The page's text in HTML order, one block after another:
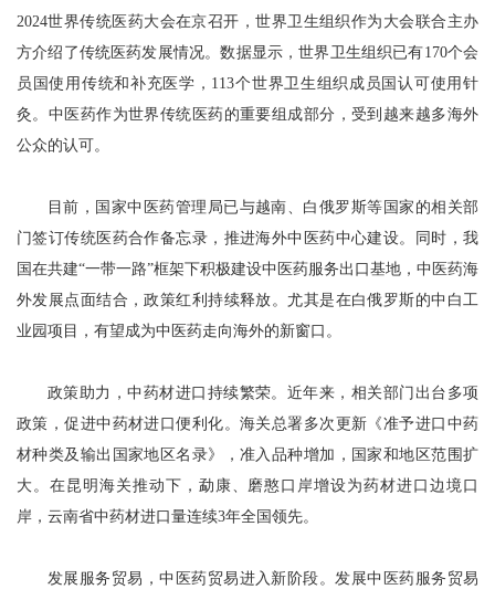
2024世界传统医药大会在京召开，世界卫生组织作为大会联合主办
方介绍了传统医药发展情况。数据显示，世界卫生组织已有170个会
员国使用传统和补充医学，113个世界卫生组织成员国认可使用针
灸。中医药作为世界传统医药的重要组成部分，受到越来越多海外
公众的认可。
目前，国家中医药管理局已与越南、白俄罗斯等国家的相关部
门签订传统医药合作备忘录，推进海外中医药中心建设。同时，我
国在共建“一带一路”框架下积极建设中医药服务出口基地，中医药海
外发展点面结合，政策红利持续释放。尤其是在白俄罗斯的中白工
业园项目，有望成为中医药走向海外的新窗口。
政策助力，中药材进口持续繁荣。近年来，相关部门出台多项
政策，促进中药材进口便利化。海关总署多次更新《准予进口中药
材种类及输出国家地区名录》，准入品种增加，国家和地区范围扩
大。在昆明海关推动下，勐康、磨憨口岸增设为药材进口边境口
岸，云南省中药材进口量连续3年全国领先。
发展服务贸易，中医药贸易进入新阶段。发展中医药服务贸易